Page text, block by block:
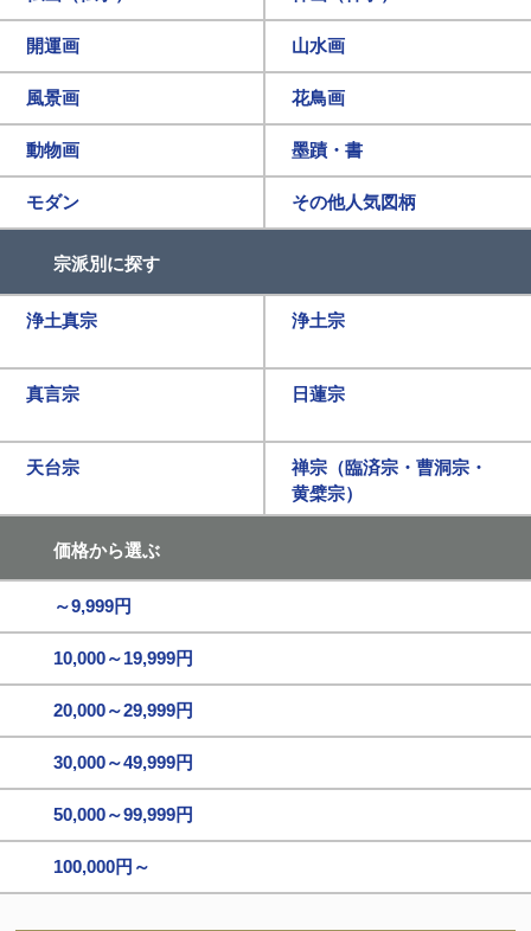
開運画 山水画
風景画 花鳥画
動物画 墨蹟・書
モダン その他人気図柄
宗派別に探す
浄土真宗 浄土宗
真言宗 日蓮宗
天台宗
禅宗（臨済宗・曹洞宗・
黄檗宗）
価格から選ぶ
～9,999円
10,000～19,999円
20,000～29,999円
30,000～49,999円
50,000～99,999円
100,000円～